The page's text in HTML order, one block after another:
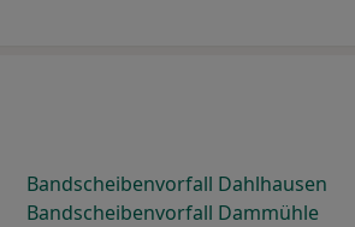
Bandscheibenvorfall Dahlhausen
Bandscheibenvorfall Dammühle